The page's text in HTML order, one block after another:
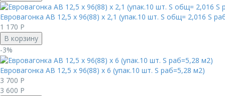
Евровагонка AB 12,5 х 96(88) х 2,1 (упак.10 шт. S общ= 2,016 S
1 170 Р
В корзину
-3%
Евровагонка AB 12,5 х 96(88) х 6 (упак.10 шт. S раб=5,28 м2)
3 700 Р
3 600 Р